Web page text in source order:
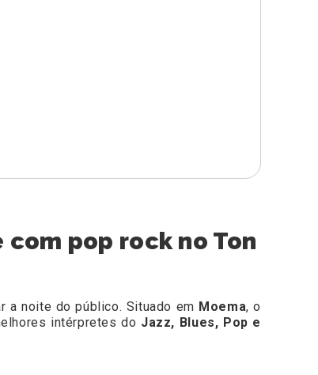
pop rock no Ton
a noite do público. Situado em Moema, o
intérpretes do Jazz, Blues, Pop e